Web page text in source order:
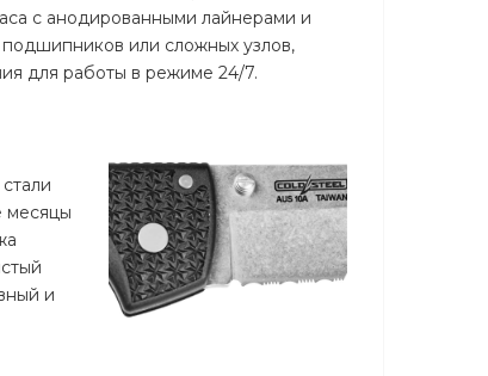
с анодированными лайнерами и
или сложных узлов,
для работы в режиме 24/7.
месяцы
и